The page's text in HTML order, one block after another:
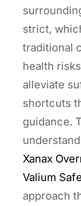
strict,
traditional
health
alleviate
shortcuts
guidance.
Xanax
Valium Safe
approach